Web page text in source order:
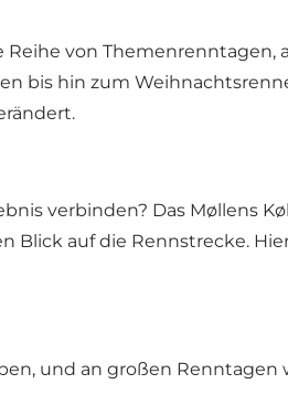
von
bis hin zum
verbinden? Das Møllens
Blick auf die Rennstrecke.
und an großen Renntagen